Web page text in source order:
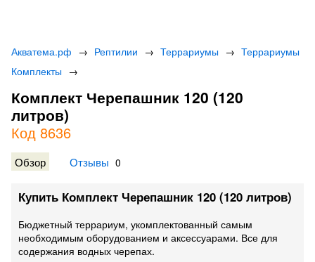
Акватема.рф → Рептилии → Террариумы → Террариумы
Комплекты →
Комплект Черепашник 120 (120
литров)
Код 8636
Обзор Отзывы 0
Купить Комплект Черепашник 120 (120 литров)
Бюджетный террариум, укомплектованный самым
необходимым оборудованием и аксессуарами. Все для
содержания водных черепах.